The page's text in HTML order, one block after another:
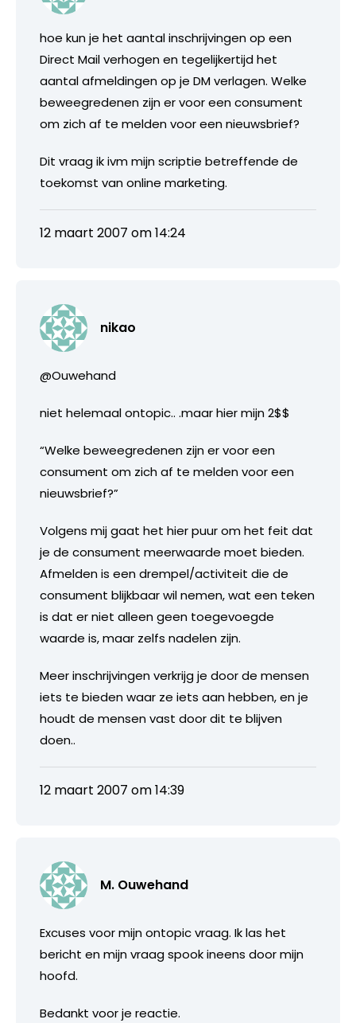
hoe kun je het aantal inschrijvingen op een
Direct Mail verhogen en tegelijkertijd het
aantal afmeldingen op je DM verlagen. Welke
beweegredenen zijn er voor een consument
om zich af te melden voor een nieuwsbrief?
Dit vraag ik ivm mijn scriptie betreffende de
toekomst van online marketing.
12 maart 2007 om 14:24
nikao
@Ouwehand
niet helemaal ontopic.. .maar hier mijn 2$$
“Welke beweegredenen zijn er voor een
consument om zich af te melden voor een
nieuwsbrief?”
Volgens mij gaat het hier puur om het feit dat
je de consument meerwaarde moet bieden.
Afmelden is een drempel/activiteit die de
consument blijkbaar wil nemen, wat een teken
is dat er niet alleen geen toegevoegde
waarde is, maar zelfs nadelen zijn.
Meer inschrijvingen verkrijg je door de mensen
iets te bieden waar ze iets aan hebben, en je
houdt de mensen vast door dit te blijven
doen..
12 maart 2007 om 14:39
M. Ouwehand
Excuses voor mijn ontopic vraag. Ik las het
bericht en mijn vraag spook ineens door mijn
hoofd.
Bedankt voor je reactie.